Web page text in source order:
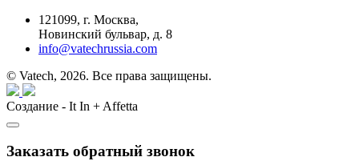
121099, г. Москва,
Новинский бульвар, д. 8
info@vatechrussia.com
© Vatech, 2026. Все права защищены.
Создание - It In + Affetta
Заказать обратный звонок